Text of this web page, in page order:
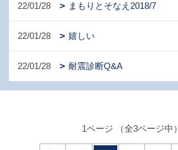
22/01/28 まもりとそなえ2018/7
22/01/28 嬉しい
22/01/28 耐震診断Q&A
1ページ （全3ページ中）